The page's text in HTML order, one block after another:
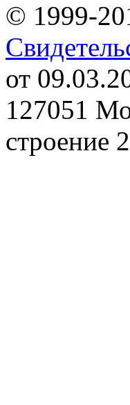
© 1999-
от
127051
строение